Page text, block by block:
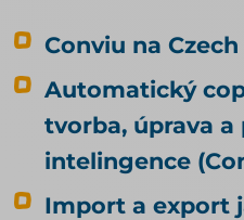
třetí cestou.
kterou
— jestli
— a pak
reálně bere.
článcích o
ačkoli se nám to
Conviu na
Automatický
tvorba, úprava
intelingence
Import a export